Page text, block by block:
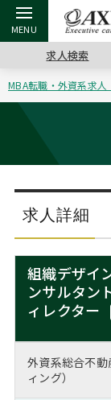
戻る
アクシアムの特長
サービス案内
コンサルタントの
戻る
キャリア支援 TOP
キャリアデザイン
（最新求人市場動
ステージ別アドバ
MBAの転職事例
MBAからのFAQ
MBA留学生数の推
インターン受入企
戻る
転職ツール TOP
英文レジュメの書
職務経歴書の書き方
よくある面接Q&A
戻る
転職コラム TOP
“展”職相談室
転職市場の明日を
転職成功への4つ
注目企業インタビ
戻る
イベント・セミナ
ジョブフェア
キャリアデザイン
キャリアフォーラ
Career Talk Live
戻る
会社概要 TOP
沿革
主なクライアント
採用情報
ニュースリリース
求人検索
MBA転職・外資系求人
求人詳細
組織デザイ
ンサルタン
ィレクター
外資系総合不
ィング）